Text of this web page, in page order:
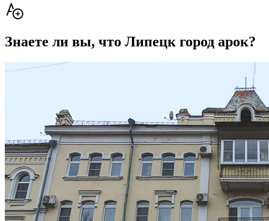
Знаете ли вы, что Липецк город арок?